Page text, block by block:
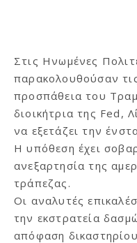
Στις Ηνωμένες
παρακολουθούσαν
προσπάθεια του
διοικήτρια της Fed,
να εξετάζει την
Η υπόθεση έχει
ανεξαρτησία της
τράπεζας.
Οι αναλυτές
την εκστρατεία
απόφαση